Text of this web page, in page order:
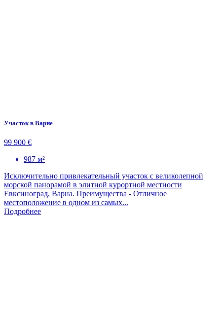
Участок в Варне
99 900 €
987 м²
Исключительно привлекательный участок с великолепной
морской панорамой в элитной курортной местности
Евксиноград, Варна. Преимущества - Отличное
местоположение в одном из самых...
Подробнее